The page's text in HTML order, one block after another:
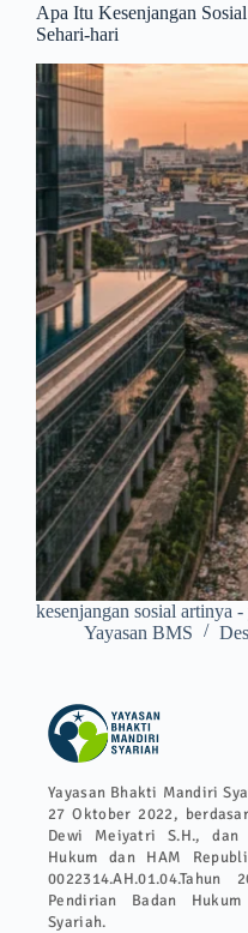
Apa Itu Kesenjangan
Sehari-hari
kesenjangan sosial artinya -
Yayasan BMS
Yayasan Bhakti Mandiri
27 Oktober 2022,
Dewi Meiyatri S.H., dan
Hukum dan HAM
Pendirian Badan
Syariah.